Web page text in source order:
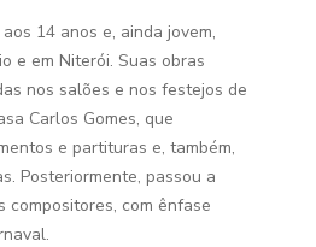
14 anos e, ainda jovem,
e em Niterói. Suas obras
nos salões e nos festejos de
Carlos Gomes, que
e partituras e, também,
Posteriormente, passou a
compositores, com ênfase